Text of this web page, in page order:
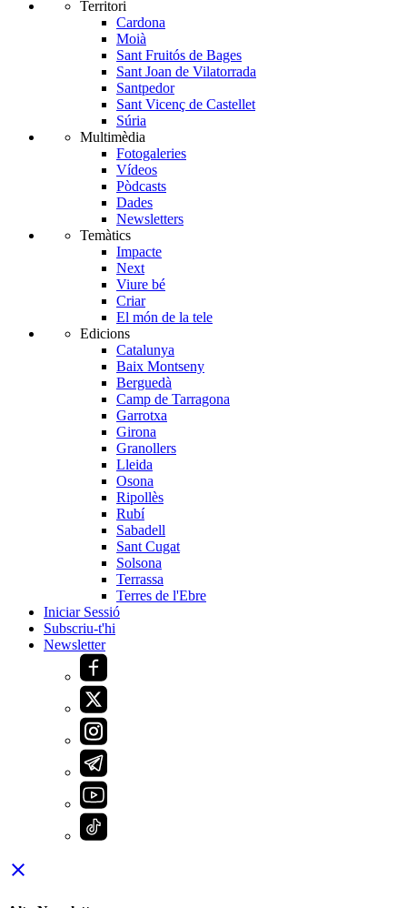
Territori
Cardona
Moià
Sant Fruitós de Bages
Sant Joan de Vilatorrada
Santpedor
Sant Vicenç de Castellet
Súria
Multimèdia
Fotogaleries
Vídeos
Pòdcasts
Dades
Newsletters
Temàtics
Impacte
Next
Viure bé
Criar
El món de la tele
Edicions
Catalunya
Baix Montseny
Berguedà
Camp de Tarragona
Garrotxa
Girona
Granollers
Lleida
Osona
Ripollès
Rubí
Sabadell
Sant Cugat
Solsona
Terrassa
Terres de l'Ebre
Iniciar Sessió
Subscriu-t'hi
Newsletter
close